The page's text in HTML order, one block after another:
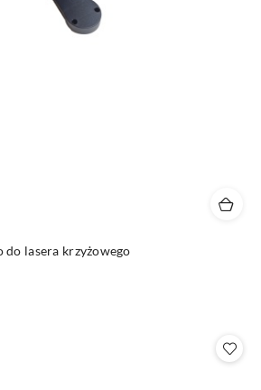
do lasera krzyżowego